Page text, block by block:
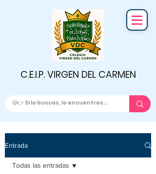
C.E.I.P. VIRGEN DEL CARMEN
Entrada
Todas las entradas